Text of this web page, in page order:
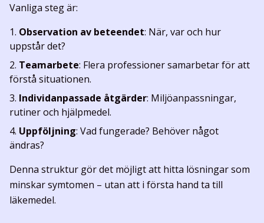
Vanliga steg är:
Observation av beteendet: När, var och hur
uppstår det?
Teamarbete: Flera professioner samarbetar för att
förstå situationen.
Individanpassade åtgärder: Miljöanpassningar,
rutiner och hjälpmedel.
Uppföljning: Vad fungerade? Behöver något
ändras?
Denna struktur gör det möjligt att hitta lösningar som
minskar symtomen – utan att i första hand ta till
läkemedel.